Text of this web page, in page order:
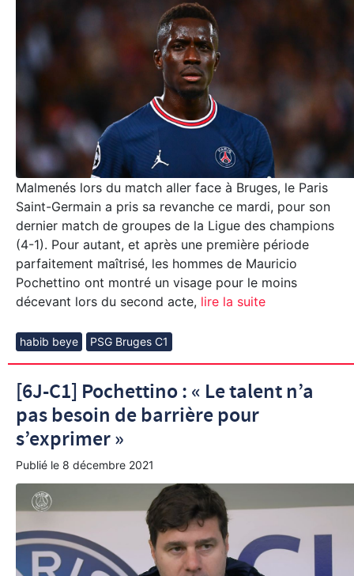
Malmenés lors du match aller face à Bruges, le Paris
Saint-Germain a pris sa revanche ce mardi, pour son
dernier match de groupes de la Ligue des champions
(4-1). Pour autant, et après une première période
parfaitement maîtrisé, les hommes de Mauricio
Pochettino ont montré un visage pour le moins
décevant lors du second acte, lire la suite
habib beye PSG Bruges C1
[6J-C1] Pochettino : « Le talent n’a
pas besoin de barrière pour
s’exprimer »
Publié le 8 décembre 2021